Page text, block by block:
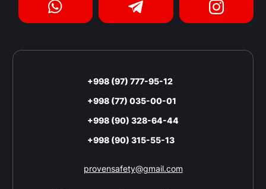
+998 (97) 777-95-12
+998 (77) 035-00-01
+998 (90) 328-64-44
+998 (90) 315-55-13
provensafety@gmail.com